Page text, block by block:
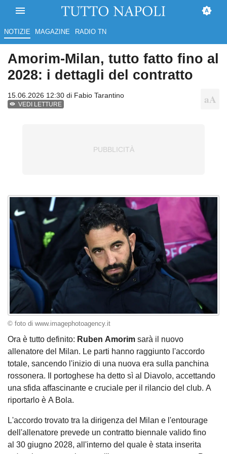
NOTIZIE MAGAZINE RADIO TN
Amorim-Milan, tutto fatto fino al
2028: i dettagli del contratto
15.06.2026 12:30 di Fabio Tarantino
VEDI LETTURE
© foto di www.imagephotoagency.it
Ora è tutto definito: Ruben Amorim sarà il nuovo
allenatore del Milan. Le parti hanno raggiunto l'accordo
totale, sancendo l'inizio di una nuova era sulla panchina
rossonera. Il portoghese ha detto sì al Diavolo, accettando
una sfida affascinante e cruciale per il rilancio del club. A
riportarlo è A Bola.
L'accordo trovato tra la dirigenza del Milan e l'entourage
dell'allenatore prevede un contratto biennale valido fino
al 30 giugno 2028, all'interno del quale è stata inserita